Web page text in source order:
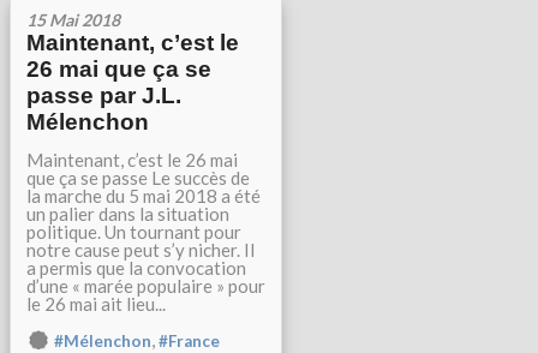
15 Mai 2018
Maintenant, c’est le
26 mai que ça se
passe par J.L.
Mélenchon
Maintenant, c’est le 26 mai
que ça se passe Le succès de
la marche du 5 mai 2018 a été
un palier dans la situation
politique. Un tournant pour
notre cause peut s’y nicher. Il
a permis que la convocation
d’une « marée populaire » pour
le 26 mai ait lieu...
#Mélenchon,#France